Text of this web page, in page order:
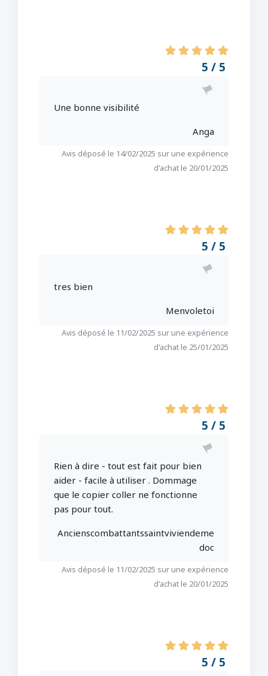
5 / 5
Une bonne visibilité
Anga
Avis déposé le 14/02/2025 sur une expérience
d'achat le 20/01/2025
5 / 5
tres bien
Menvoletoi
Avis déposé le 11/02/2025 sur une expérience
d'achat le 25/01/2025
5 / 5
Rien à dire - tout est fait pour bien
aider - facile à utiliser . Dommage
que le copier coller ne fonctionne
pas pour tout.
Ancienscombattantssaintviviendeme
doc
Avis déposé le 11/02/2025 sur une expérience
d'achat le 20/01/2025
5 / 5